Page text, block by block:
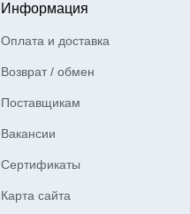
Информация
Оплата и доставка
Возврат / обмен
Поставщикам
Вакансии
Сертификаты
Карта сайта